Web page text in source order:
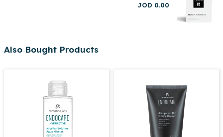
JOD 0.00
Also Bought Products